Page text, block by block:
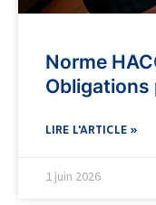
Norme
Obligations
LIRE L'ARTICLE »
1 juin 2026